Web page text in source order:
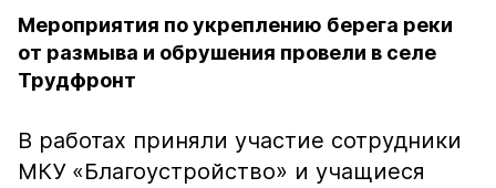
Мероприятия по укреплению берега реки
от размыва и обрушения провели в селе
Трудфронт
В работах приняли участие сотрудники
МКУ «Благоустройство» и учащиеся